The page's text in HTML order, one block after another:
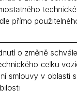
přímo
o změně
celku
smlouvy v oblasti